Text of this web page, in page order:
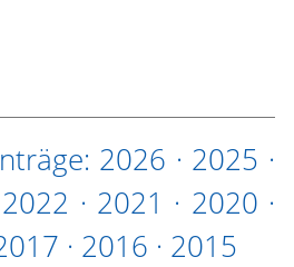
2026 · 2025 ·
2022 · 2021 · 2020 ·
· 2016 · 2015